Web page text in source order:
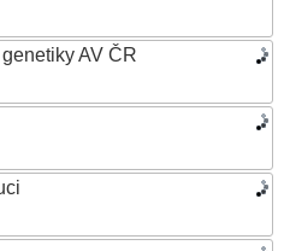
AV ČR